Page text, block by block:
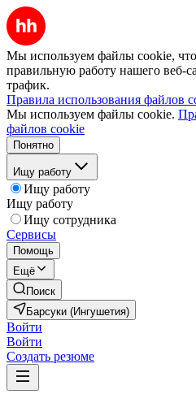
Мы используем файлы cookie,
правильную работу нашего веб-
трафик.
Правила использования файлов
Мы используем файлы cookie.
файлов cookie
Понятно
Ищу работу
Ищу работу
Ищу работу
Ищу сотрудника
Сервисы
Помощь
Ещё
Поиск
Барсуки (Ингушетия)
Войти
Войти
Создать резюме